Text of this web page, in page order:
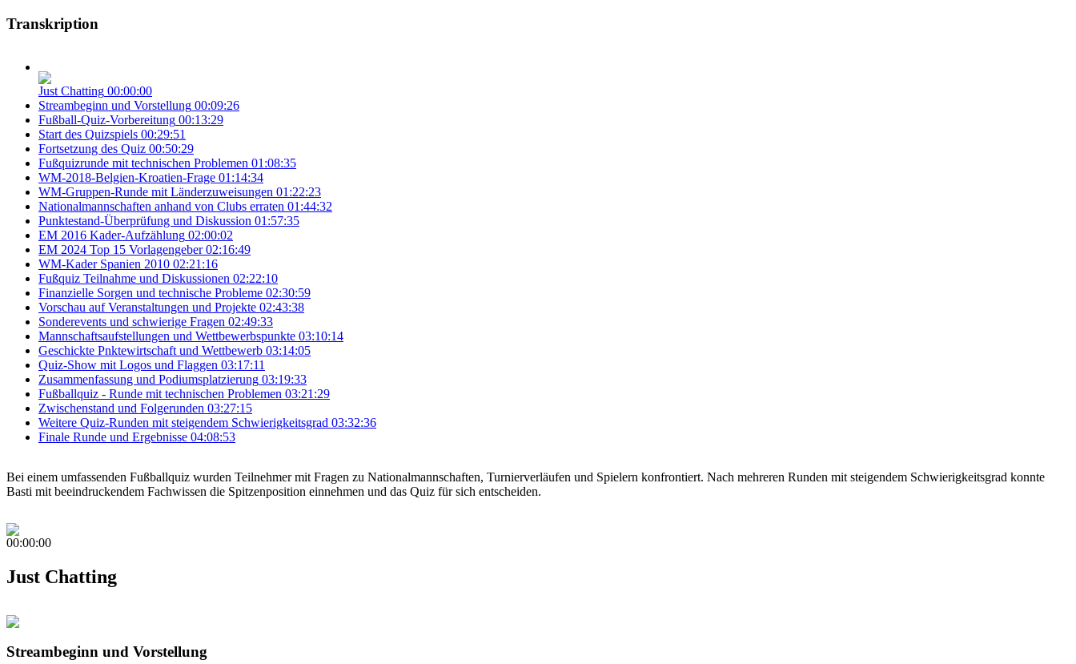
Transkription
Just Chatting 00:00:00
Streambeginn und Vorstellung 00:09:26
Fußball-Quiz-Vorbereitung 00:13:29
Start des Quizspiels 00:29:51
Fortsetzung des Quiz 00:50:29
Fußquizrunde mit technischen Problemen 01:08:35
WM-2018-Belgien-Kroatien-Frage 01:14:34
WM-Gruppen-Runde mit Länderzuweisungen 01:22:23
Nationalmannschaften anhand von Clubs erraten 01:44:32
Punktestand-Überprüfung und Diskussion 01:57:35
EM 2016 Kader-Aufzählung 02:00:02
EM 2024 Top 15 Vorlagengeber 02:16:49
WM-Kader Spanien 2010 02:21:16
Fußquiz Teilnahme und Diskussionen 02:22:10
Finanzielle Sorgen und technische Probleme 02:30:59
Vorschau auf Veranstaltungen und Projekte 02:43:38
Sonderevents und schwierige Fragen 02:49:33
Mannschaftsaufstellungen und Wettbewerbspunkte 03:10:14
Geschickte Pnktewirtschaft und Wettbewerb 03:14:05
Quiz-Show mit Logos und Flaggen 03:17:11
Zusammenfassung und Podiumsplatzierung 03:19:33
Fußballquiz - Runde mit technischen Problemen 03:21:29
Zwischenstand und Folgerunden 03:27:15
Weitere Quiz-Runden mit steigendem Schwierigkeitsgrad 03:32:36
Finale Runde und Ergebnisse 04:08:53
Bei einem umfassenden Fußballquiz wurden Teilnehmer mit Fragen zu Nationalmannschaften, Turnierverläufen und Spielern konfrontiert. Nach mehreren Runden mit steigendem Schwierigkeitsgrad konnte
Basti mit beeindruckendem Fachwissen die Spitzenposition einnehmen und das Quiz für sich entscheiden.
00:00:00
Just Chatting
Streambeginn und Vorstellung